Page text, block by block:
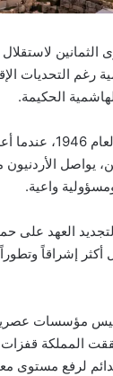
الثمانين
رغم التحديات
الحكيمة.
وتعود الجذور إلى
يواصل
واعية.
العهد على
إشراقاً
مؤسسات
المملكة
لرفع مستوى